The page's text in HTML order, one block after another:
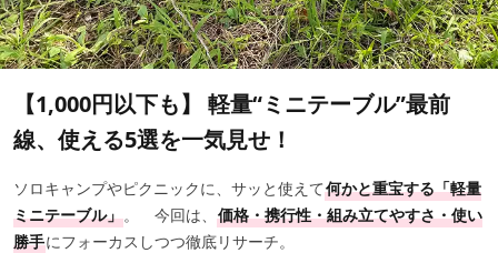
【1,000円以下も】 軽量“ミニテーブル”最前
線、使える5選を一気見せ！
ソロキャンプやピクニックに、サッと使えて何かと重宝する「軽量
ミニテーブル」。 今回は、 価格・携行性・組み立てやすさ・使い
勝手にフォーカスしつつ徹底リサーチ。